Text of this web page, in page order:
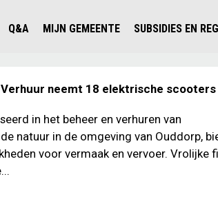
Q&A
SLIM LADEN
VEILIGHEID
MILIEU
MIJN GEMEENTE
SUBSIDIES EN
Verhuur neemt 18 elektrische scooters
in het beheer en verhuren van
natuur in de omgeving van Ouddorp,
voor vermaak en vervoer. Vrolijke